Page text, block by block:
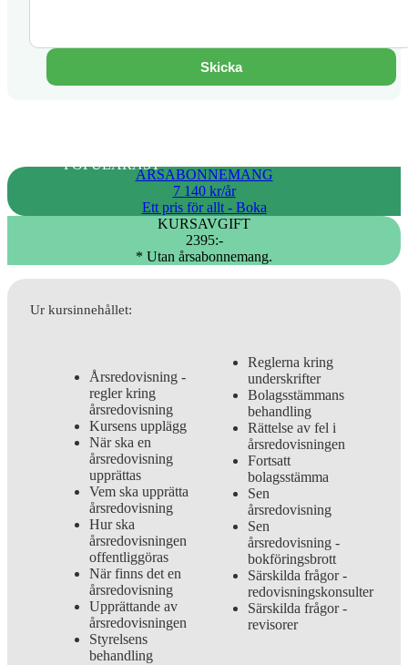
Skicka
POPULÄRAST
ÅRSABONNEMANG
7 140 kr/år
Ett pris för allt - Boka
KURSAVGIFT
2395:-
* Utan årsabonnemang.
Ur kursinnehållet:
Årsredovisning -
regler kring
årsredovisning
Kursens upplägg
När ska en
årsredovisning
upprättas
Vem ska upprätta
årsredovisning
Hur ska
årsredovisningen
offentliggöras
När finns det en
årsredovisning
Upprättande av
årsredovisningen
Styrelsens
behandling
Reglerna kring
underskrifter
Bolagsstämmans
behandling
Rättelse av fel i
årsredovisningen
Fortsatt
bolagsstämma
Sen
årsredovisning
Sen
årsredovisning -
bokföringsbrott
Särskilda frågor -
redovisningskonsulter
Särskilda frågor -
revisorer